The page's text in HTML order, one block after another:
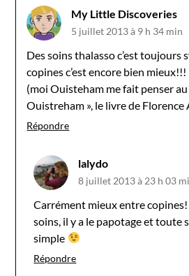
My Little Discoveries
5 juillet 2013 à 9 h 34 min
Des soins thalasso c’est toujours
copines c’est encore bien mieux!!!
(moi Ouisteham me fait penser au
Ouistreham », le livre de Florence
Répondre
lalydo
8 juillet 2013 à 23 h 03
Carrément mieux entre copines!
soins, il y a le papotage et toute
simple
Répondre